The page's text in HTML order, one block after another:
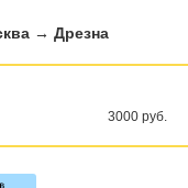
→ Дрезна
3000 руб.